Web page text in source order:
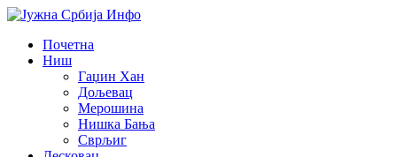
Почетна
Ниш
Гаџин Хан
Дољевац
Мерошина
Нишка Бања
Сврљиг